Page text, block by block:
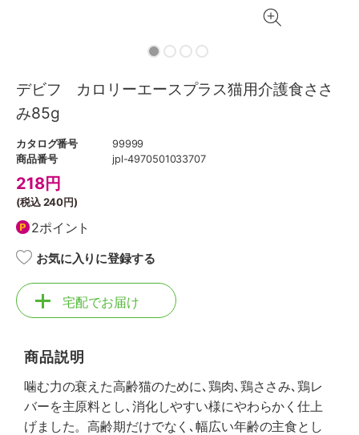
デビフ カロリーエースプラス猫用介護食ささ
み85g
カタログ番号
99999
商品番号
jpl-4970501033707
218円
(税込240円)
2ポイント
お気に入りに登録する
宅配でお届け
商品説明
噛む力の衰えた高齢猫のために､鶏肉､鶏ささみ､鶏レ
バーを主原料とし､消化しやすい様にやわらかく仕上
げました。高齢期だけでなく､幅広い年齢の主食とし